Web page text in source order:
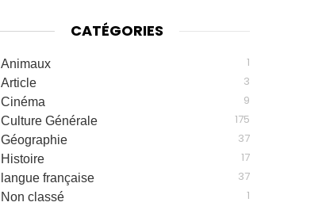
CATÉGORIES
Animaux 1
Article 3
Cinéma 9
Culture Générale 175
Géographie 37
Histoire 17
langue française 37
Non classé 1